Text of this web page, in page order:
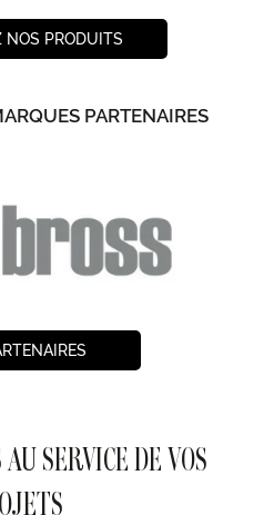
NOS PRODUITS
PARTENAIRES
SERVICE DE VOS